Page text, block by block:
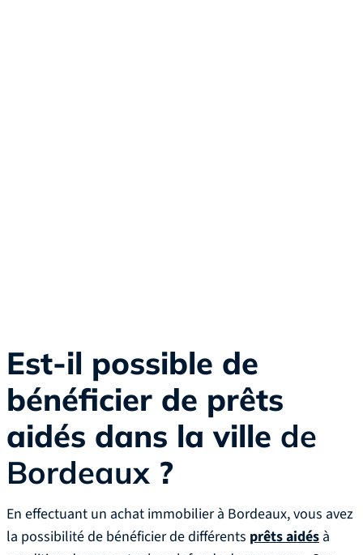
Est-il possible de
bénéficier de prêts
aidés dans la ville de
Bordeaux ?
En effectuant un achat immobilier à Bordeaux, vous avez
la possibilité de bénéficier de différents prêts aidés à